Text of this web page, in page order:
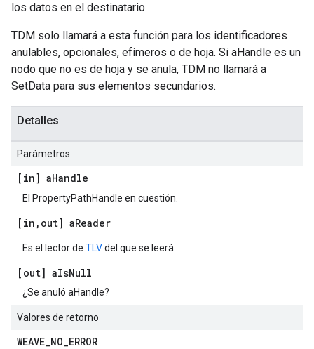
los datos en el destinatario.
TDM solo llamará a esta función para los identificadores
anulables, opcionales, efímeros o de hoja. Si aHandle es un
nodo que no es de hoja y se anula, TDM no llamará a
SetData para sus elementos secundarios.
Detalles
Parámetros
[in] aHandle
El PropertyPathHandle en cuestión.
[in , out] aReader
Es el lector de TLVdel que se leerá.
[out] aIsNull
¿Se anuló aHandle?
Valores de retorno
WEAVE_NO_ERROR